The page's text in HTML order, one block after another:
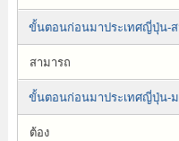
ขั้นตอนก่อนมาประเทศญี่ปุ่น-ส
สามารถ
ขั้นตอนก่อนมาประเทศญี่ปุ่น-
ต้อง